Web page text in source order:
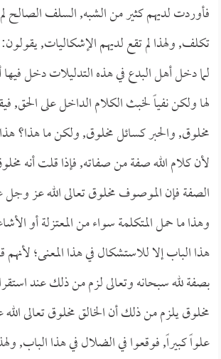
فأوردت لديهم كثير من الشبه, السلف الصالح
تكلف, ولهذا لم تقع لديهم الإشكاليات,
لما دخل أهل البدع في هذه التدليلات دخل فيها
لها ولكن نفياً لخبث الكلام الداخل على الحق,
مخلوق, والحبر كسائل مخلوق, ولكن ما هذا؟ هذا
لأن كلام الله صفة من صفاته, فإذا قلت أنه
الصفة فإن الموصوف مخلوق تعالى الله عز
وهذا ما حمل المتكلمة سواء من المعتزلة أو
هذا الباب إلا للاستشكال في هذا المعنى؛ لأنهم
بصفة لله سبحانه وتعالى لزم من ذلك عند
مخلوق يلزم من ذلك أن الخالق مخلوق تعالى
علواً كبيراً, فوقعوا في الضلال في هذا الباب,